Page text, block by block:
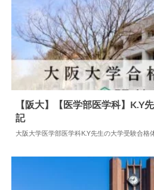
大学合格体験記
【阪大】【医学部医学科】K.Y
記
大阪大学医学部医学科K.Y先生の大学受験合格